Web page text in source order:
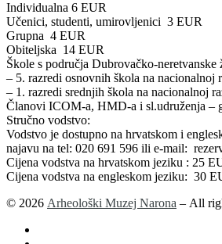
Individualna 6 EUR
Učenici, studenti, umirovljenici 3 EUR
Grupna 4 EUR
Obiteljska 14 EUR
Škole s područja Dubrovačko-neretvanske
– 5. razredi osnovnih škola na nacionalnoj
– 1. razredi srednjih škola na nacionalnoj
Članovi ICOM-a, HMD-a i sl.udruženja –
Stručno vodstvo:
Vodstvo je dostupno na hrvatskom i
najavu na tel: 020 691 596 ili e-mail:
Cijena vodstva na hrvatskom jeziku : 25
Cijena vodstva na engleskom jeziku: 30
© 2026 Arheološki Muzej Narona – All